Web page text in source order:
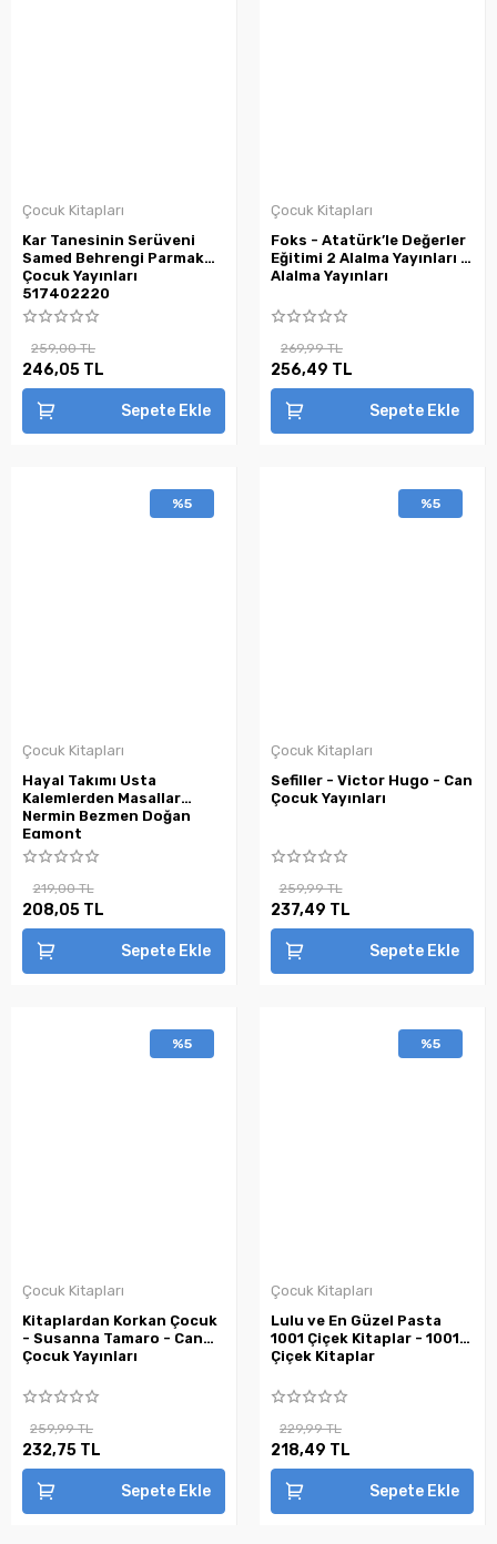
Çocuk Kitapları
Kar Tanesinin Serüveni
Samed Behrengi Parmak
Çocuk Yayınları
517402220
259,00 TL
246,05 TL
Sepete Ekle
Çocuk Kitapları
Foks - Atatürk’le Değerler
Eğitimi 2 Alalma Yayınları -
Alalma Yayınları
269,99 TL
256,49 TL
Sepete Ekle
%5
Çocuk Kitapları
Hayal Takımı Usta
Kalemlerden Masallar
Nermin Bezmen Doğan
Egmont
219,00 TL
208,05 TL
Sepete Ekle
%5
Çocuk Kitapları
Sefiller - Victor Hugo - Can
Çocuk Yayınları
259,99 TL
237,49 TL
Sepete Ekle
%5
Çocuk Kitapları
Kitaplardan Korkan Çocuk
- Susanna Tamaro - Can
Çocuk Yayınları
259,99 TL
232,75 TL
Sepete Ekle
%5
Çocuk Kitapları
Lulu ve En Güzel Pasta
1001 Çiçek Kitaplar - 1001
Çiçek Kitaplar
229,99 TL
218,49 TL
Sepete Ekle